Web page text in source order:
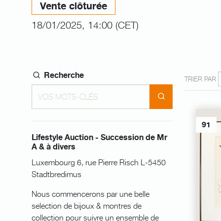
Vente clôturée
18/01/2025, 14:00 (CET)
Recherche
Lifestyle Auction - Succession de Mr
A & à divers
Luxembourg 6, rue Pierre Risch L-5450
Stadtbredimus
Nous commencerons par une belle
selection de bijoux & montres de
collection pour suivre un ensemble de
TRIER PAR
91